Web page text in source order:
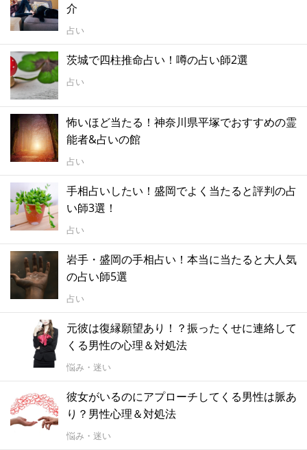
介
占い
茨城で四柱推命占い！噂の占い師2選
占い
怖いほど当たる！神奈川県平塚でおすすめの霊
能者&占いの館
占い
手相占いしたい！盛岡でよく当たると評判の占
い師3選！
占い
岩手・盛岡の手相占い！本当に当たると大人気
の占い師5選
占い
元彼は復縁願望あり！？振ったくせに連絡して
くる男性の心理＆対処法
悩み・迷い
彼女がいるのにアプローチしてくる男性は脈あ
り？男性心理＆対処法
悩み・迷い